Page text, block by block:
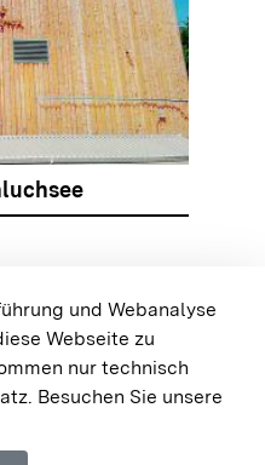
springen
springen
und Webanalyse
Webseite zu
nur technisch
Besuchen Sie unsere